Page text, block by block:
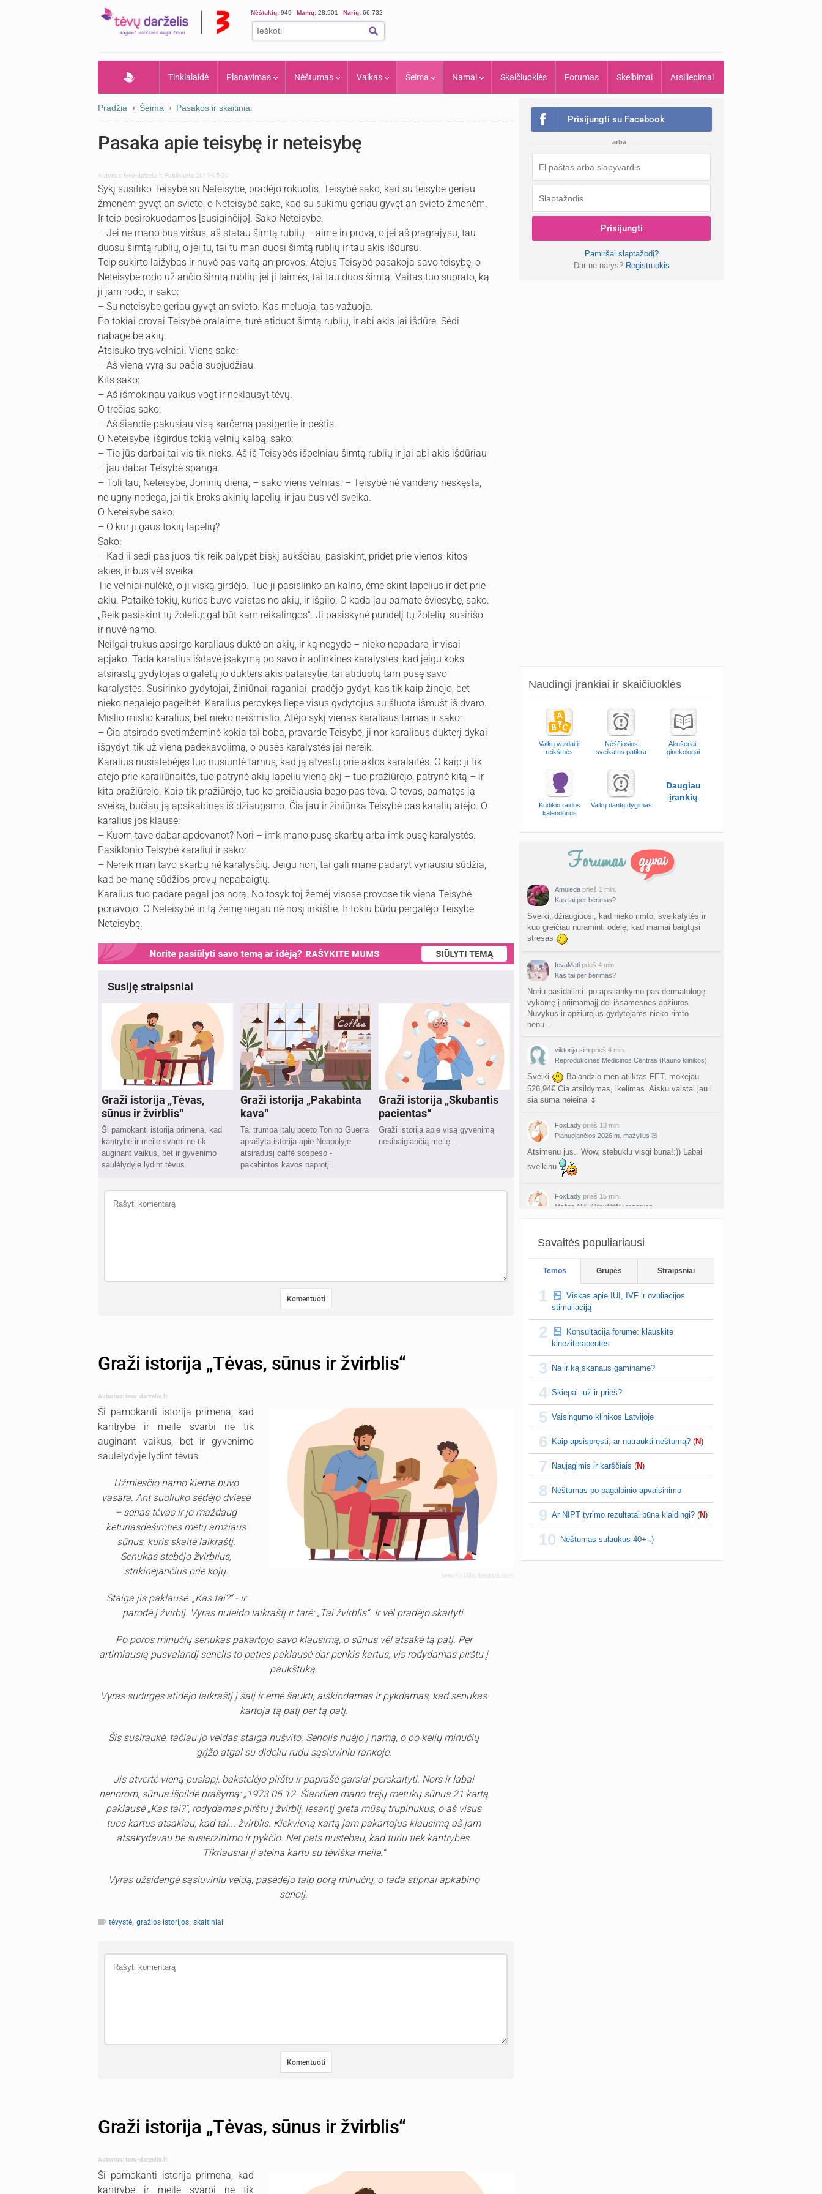
Nėštukių: 949 Mamų: 28.501 Narių: 66.732
Tinklalaidė Planavimas Nėštumas Vaikas Šeima Namai Skaičiuoklės Forumas Skelbimai Atsiliepimai
Pradžia Šeima Pasakos ir skaitiniai
Pasaka apie teisybę ir neteisybę
Autorius:tevu-darzelis.lt Publikuota: 2011-05-20
Sykį susitiko Teisybė su Neteisybe, pradėjo rokuotis. Teisybė sako, kad su teisybe geriau
žmonėm gyvęt an svieto, o Neteisybė sako, kad su sukimu geriau gyvęt an svieto žmonėm.
Ir teip besirokuodamos [susiginčijo]. Sako Neteisybė:
– Jei ne mano bus viršus, aš statau šimtą rublių – aime in provą, o jei aš pragrajysu, tau
duosu šimtą rublių, o jei tu, tai tu man duosi šimtą rublių ir tau akis išdursu.
Teip sukirto laižybas ir nuvė pas vaitą an provos. Atėjus Teisybė pasakoja savo teisybę, o
Neteisybė rodo už ančio šimtą rublių: jei ji laimės, tai tau duos šimtą. Vaitas tuo suprato, ką
ji jam rodo, ir sako:
– Su neteisybe geriau gyvęt an svieto. Kas meluoja, tas važuoja.
Po tokiai provai Teisybė pralaimė, turė atiduot šimtą rublių, ir abi akis jai išdūrė. Sėdi
nabagė be akių.
Atsisuko trys velniai. Viens sako:
– Aš vieną vyrą su pačia supjudžiau.
Kits sako:
– Aš išmokinau vaikus vogt ir neklausyt tėvų.
O trečias sako:
– Aš šiandie pakusiau visą karčemą pasigertie ir peštis.
O Neteisybė, išgirdus tokią velnių kalbą, sako:
– Tie jūs darbai tai vis tik nieks. Aš iš Teisybės išpelniau šimtą rublių ir jai abi akis išdūriau
– jau dabar Teisybė spanga.
– Toli tau, Neteisybe, Joninių diena, – sako viens velnias. – Teisybė nė vandeny neskęsta,
nė ugny nedega, jai tik broks akinių lapelių, ir jau bus vėl sveika.
O Neteisybė sako:
– O kur ji gaus tokių lapelių?
Sako:
– Kad ji sėdi pas juos, tik reik palypėt biskį aukščiau, pasiskint, pridėt prie vienos, kitos
akies, ir bus vėl sveika.
Tie velniai nulėkė, o ji viską girdėjo. Tuo ji pasislinko an kalno, ėmė skint lapelius ir dėt prie
akių. Pataikė tokių, kurios buvo vaistas no akių, ir išgijo. O kada jau pamatė šviesybę, sako:
„Reik pasiskint tų žolelių: gal būt kam reikalingos“. Ji pasiskynė pundelį tų žolelių, susirišo
ir nuvė namo.
Neilgai trukus apsirgo karaliaus duktė an akių, ir ką negydė – nieko nepadarė, ir visai
apjako. Tada karalius išdavė įsakymą po savo ir aplinkines karalystes, kad jeigu koks
atsirastų gydytojas o galėtų jo dukters akis pataisytie, tai atiduotų tam pusę savo
karalystės. Susirinko gydytojai, žiniūnai, raganiai, pradėjo gydyt, kas tik kaip žinojo, bet
nieko negalėjo pagelbėt. Karalius perpykęs liepė visus gydytojus su šluota išmušt iš dvaro.
Mislio mislio karalius, bet nieko neišmislio. Atėjo sykį vienas karaliaus tarnas ir sako:
– Čia atsirado svetimžeminė kokia tai boba, pravarde Teisybė, ji nor karaliaus dukterį dykai
išgydyt, tik už vieną padėkavojimą, o pusės karalystės jai nereik.
Karalius nusistebėjęs tuo nusiuntė tarnus, kad ją atvestų prie aklos karalaitės. O kaip ji tik
atėjo prie karaliūnaitės, tuo patrynė akių lapeliu vieną akį – tuo pražiūrėjo, patrynė kitą – ir
kita pražiūrėjo. Kaip tik pražiūrėjo, tuo ko greičiausia bėgo pas tėvą. O tėvas, pamatęs ją
sveiką, bučiau ją apsikabinęs iš džiaugsmo. Čia jau ir žiniūnka Teisybė pas karalių atėjo. O
karalius jos klausė:
– Kuom tave dabar apdovanot? Nori – imk mano pusę skarbų arba imk pusę karalystės.
Pasiklonio Teisybė karaliui ir sako:
– Nereik man tavo skarbų nė karalysčių. Jeigu nori, tai gali mane padaryt vyriausiu sūdžia,
kad be manę sūdžios provų nepabaigtų.
Karalius tuo padarė pagal jos norą. No tosyk toj žemėj visose provose tik viena Teisybė
ponavojo. O Neteisybė in tą žemę negau nė nosį inkištie. Ir tokiu būdu pergalėjo Teisybė
Neteisybę.
Susiję straipsniai
Graži istorija „Tėvas,
sūnus ir žvirblis“
Ši pamokanti istorija primena, kad
kantrybė ir meilė svarbi ne tik
auginant vaikus, bet ir gyvenimo
saulėlydyje lydint tėvus.
Graži istorija „Pakabinta
kava“
Tai trumpa italų poeto Tonino Guerra
aprašyta istorija apie Neapolyje
atsiradusį caffè sospeso -
pakabintos kavos paprotį.
Graži istorija „Skubantis
pacientas“
Graži istorija apie visą gyvenimą
nesibaigiančią meilę...
Prisijungti su Facebook
arba
Prisijungti
Pamiršai slaptažodį?
Dar ne narys? Registruokis
Naudingi įrankiai ir skaičiuoklės
Vaikų vardai ir
reikšmės
Nėščiosios
sveikatos patikra
Akušeriai-
ginekologai
Kūdikio raidos
kalendorius
Vaikų dantų dygimas
Daugiau
įrankių
Amuleda prieš 1 min.
Kas tai per bėrimas?
Sveiki, džiaugiuosi, kad nieko rimto, sveikatytės ir
kuo greičiau nuraminti odelę, kad mamai baigtųsi
stresas
IevaMati prieš 4 min.
Kas tai per bėrimas?
Noriu pasidalinti: po apsilankymo pas dermatologę
vykomę į priimamajį dėl išsamesnės apžiūros.
Nuvykus ir apžiūrėjus gydytojams nieko rimto
nenu…
viktorija.sim prieš 4 min.
Reprodukcinės Medicinos Centras (Kauno klinikos)
Sveiki
Balandzio men atliktas FET, mokejau
526,94€ Cia atsildymas, ikelimas. Aisku vaistai jau i
sia suma neieina 🌷
FoxLady prieš 13 min.
Planuojančios 2026 m. mažylius 🧸
Atsimenu jus.. Wow, stebuklu visgi buna!:)) Labai
sveikinu
FoxLady prieš 15 min.
Mažas AMH/ kiaušidžių rezervas
apsunkina pastojimo galimybe..
Meshka
prieš 18 min.
Mažas AMH/ kiaušidžių rezervas
Galimai tuomet AMH rodo ne tik kiausialasciu kieki,
bet ir ju kokybe (o nuo papildu, mitybos, gydymo
kokybe gali pagereti). Nes kiausialasciu ki…
Savaitės populiariausi
Temos Grupės Straipsniai
1
Viskas apie IUI, IVF ir ovuliacijos
stimuliaciją
2
Konsultacija forume: klauskite
kineziterapeutės
3 Na ir ką skanaus gaminame?
4 Skiepai: už ir prieš?
5 Vaisingumo klinikos Latvijoje
6 Kaip apsispręsti, ar nutraukti nėštumą? (N)
7 Naujagimis ir karščiais (N)
8 Nėštumas po pagalbinio apvaisinimo
9 Ar NIPT tyrimo rezultatai būna klaidingi? (N)
10 Nėštumas sulaukus 40+ :)
Graži istorija „Tėvas, sūnus ir žvirblis“
Autorius: tevu-darzelis.lt
lemono | Shutterstock.com
Ši pamokanti istorija primena, kad
kantrybė ir meilė svarbi ne tik
auginant vaikus, bet ir gyvenimo
saulėlydyje lydint tėvus.
Užmiesčio namo kieme buvo
vasara. Ant suoliuko sėdėjo dviese
– senas tėvas ir jo maždaug
keturiasdešimties metų amžiaus
sūnus, kuris skaitė laikraštį.
Senukas stebėjo žvirblius,
strikinėjančius prie kojų.
Staiga jis paklausė: „Kas tai?“ - ir
parodė į žvirblį. Vyras nuleido laikraštį ir tarė: „Tai žvirblis“. Ir vėl pradėjo skaityti.
Po poros minučių senukas pakartojo savo klausimą, o sūnus vėl atsakė tą patį. Per
artimiausią pusvalandį senelis to paties paklausė dar penkis kartus, vis rodydamas pirštu į
paukštuką.
Vyras sudirgęs atidėjo laikraštį į šalį ir ėmė šaukti, aiškindamas ir pykdamas, kad senukas
kartoja tą patį per tą patį.
Šis susiraukė, tačiau jo veidas staiga nušvito. Senolis nuėjo į namą, o po kelių minučių
grįžo atgal su dideliu rudu sąsiuviniu rankoje.
Jis atvertė vieną puslapį, bakstelėjo pirštu ir paprašė garsiai perskaityti. Nors ir labai
nenorom, sūnus išpildė prašymą: „1973.06.12. Šiandien mano trejų metukų sūnus 21 kartą
paklausė „Kas tai?“, rodydamas pirštu į žvirblį, lesantį greta mūsų trupinukus, o aš visus
tuos kartus atsakiau, kad tai... žvirblis. Kiekvieną kartą jam pakartojus klausimą aš jam
atsakydavau be susierzinimo ir pykčio. Net pats nustebau, kad turiu tiek kantrybės.
Tikriausiai ji ateina kartu su tėviška meile.“
Vyras užsidengė sąsiuviniu veidą, pasėdėjo taip porą minučių, o tada stipriai apkabino
senolį.
tėvystė, gražios istorijos, skaitiniai
Graži istorija „Tėvas, sūnus ir žvirblis“
Autorius: tevu-darzelis.lt
Ši pamokanti istorija primena, kad
kantrybė ir meilė svarbi ne tik